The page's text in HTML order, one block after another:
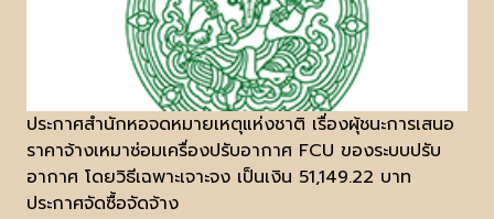
ประกาศสำนักหอจดหมายเหตุแห่งชาติ เรื่องผุ้ชนะการเสนอ
ราคาจ้างเหมาซ่อมเครื่องปรับอากาศ FCU ของระบบปรับ
อากาศ โดยวิธีเฉพาะเจาะจง เป็นเงิน 51,149.22 บาท
ประกาศจัดซื้อจัดจ้าง